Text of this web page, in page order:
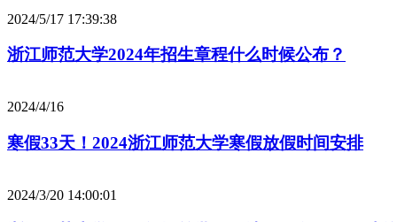
2024/5/17 17:39:38
浙江师范大学2024年招生章程什么时候公布？
2024/4/16
寒假33天！2024浙江师范大学寒假放假时间安排
2024/3/20 14:00:01